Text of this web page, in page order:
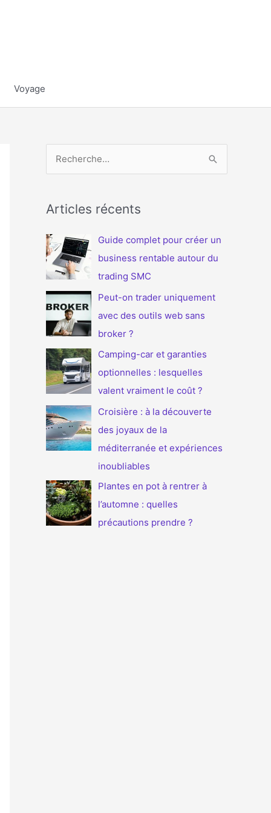
Voyage
h
r
c
h
e
:
Articles récents
Guide complet pour créer un
business rentable autour du
trading SMC
Peut-on trader uniquement
avec des outils web sans
broker ?
Camping-car et garanties
optionnelles : lesquelles
valent vraiment le coût ?
Croisière : à la découverte
des joyaux de la
méditerranée et expériences
inoubliables
Plantes en pot à rentrer à
l’automne : quelles
précautions prendre ?